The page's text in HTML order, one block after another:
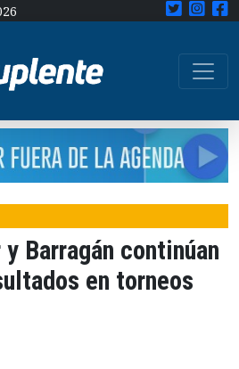
Barragán continúan
en torneos